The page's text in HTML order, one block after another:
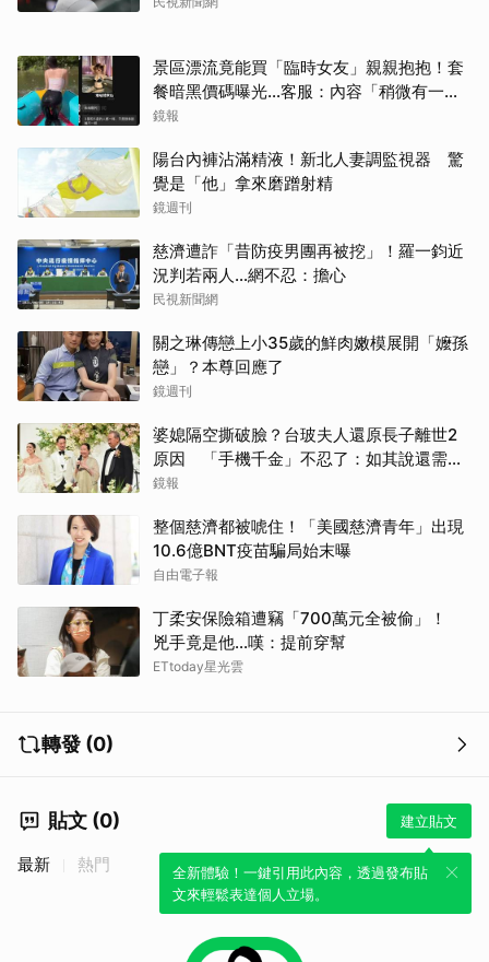
景區漂流竟能買「臨時女友」親親抱抱！套
餐暗黑價碼曝光…客服：內容「稍微有一點
尺度」
鏡報
陽台內褲沾滿精液！新北人妻調監視器 驚
覺是「他」拿來磨蹭射精
鏡週刊
慈濟遭詐「昔防疫男團再被挖」！羅一鈞近
況判若兩人…網不忍：擔心
民視新聞網
關之琳傳戀上小35歲的鮮肉嫩模展開「嬤孫
戀」？本尊回應了
鏡週刊
婆媳隔空撕破臉？台玻夫人還原長子離世2
原因 「手機千金」不忍了：如其說還需要
離開嗎？
鏡報
整個慈濟都被唬住！「美國慈濟青年」出現
10.6億BNT疫苗騙局始末曝
自由電子報
丁柔安保險箱遭竊「700萬元全被偷」！
兇手竟是他...嘆：提前穿幫
ETtoday星光雲
轉發 (0)
貼文 (0) 建立貼文
全新體驗！一鍵引用此內容，透過發布貼
文來輕鬆表達個人立場。
最新 熱門